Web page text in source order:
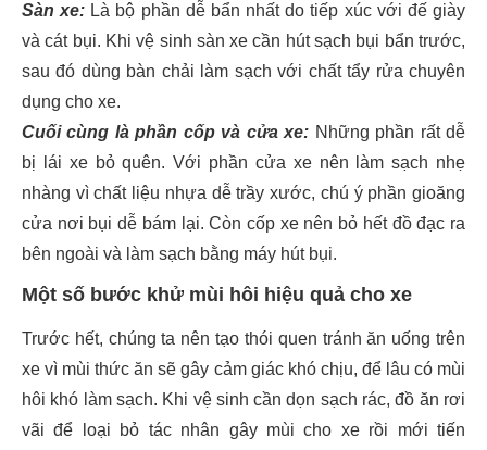
Sàn xe: Là bộ phần dễ bẩn nhất do tiếp xúc với đế giày
và cát bụi. Khi vệ sinh sàn xe cần hút sạch bụi bẩn trước,
sau đó dùng bàn chải làm sạch với chất tẩy rửa chuyên
dụng cho xe.
Cuối cùng là phần cốp và cửa xe: Những phần rất dễ
bị lái xe bỏ quên. Với phần cửa xe nên làm sạch nhẹ
nhàng vì chất liệu nhựa dễ trầy xước, chú ý phần gioăng
cửa nơi bụi dễ bám lại. Còn cốp xe nên bỏ hết đồ đạc ra
bên ngoài và làm sạch bằng máy hút bụi.
Một số bước khử mùi hôi hiệu quả cho xe
Trước hết, chúng ta nên tạo thói quen tránh ăn uống trên
xe vì mùi thức ăn sẽ gây cảm giác khó chịu, để lâu có mùi
hôi khó làm sạch. Khi vệ sinh cần dọn sạch rác, đồ ăn rơi
vãi để loại bỏ tác nhân gây mùi cho xe rồi mới tiến